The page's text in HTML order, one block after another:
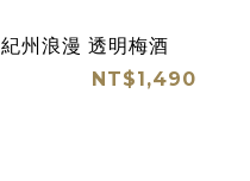
紀州浪漫 透明梅酒
NT$1,490